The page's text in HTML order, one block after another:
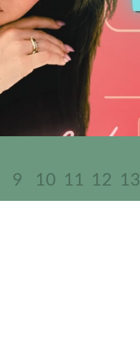
9 10 11 12 13